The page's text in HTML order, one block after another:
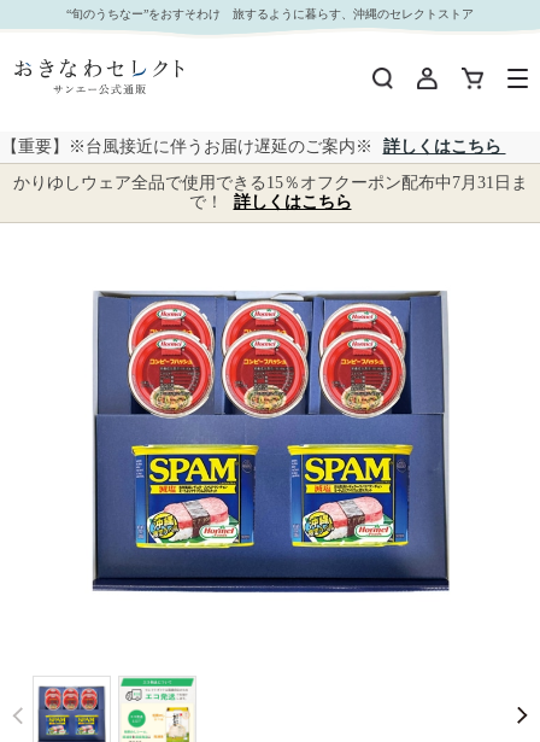
□【 9086 】◇ ホーメル 詰め合わせギフト｜おきなわセレクト サンエー公式通販
“旬のうちなー”をおすそわけ 旅するように暮らす、沖縄のセレクトストア
【重要】※台風接近に伴うお届け遅延のご案内※
詳しくはこちら
かりゆしウェア全品で使用できる15％オフクーポン配布中7月31日ま
で！
詳しくはこちら
Prev